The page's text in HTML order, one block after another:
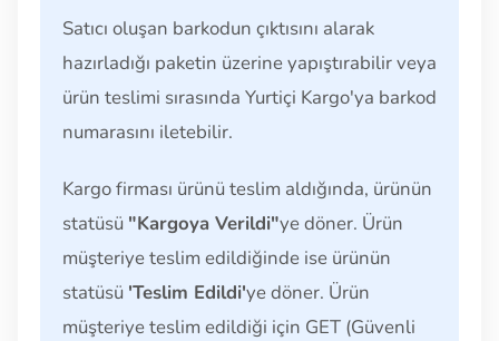
Satıcı oluşan barkodun çıktısını alarak
hazırladığı paketin üzerine yapıştırabilir veya
ürün teslimi sırasında Yurtiçi Kargo'ya barkod
numarasını iletebilir.
Kargo firması ürünü teslim aldığında, ürünün
statüsü "Kargoya Verildi"ye döner. Ürün
müşteriye teslim edildiğinde ise ürünün
statüsü 'Teslim Edildi'ye döner. Ürün
müşteriye teslim edildiği için GET (Güvenli